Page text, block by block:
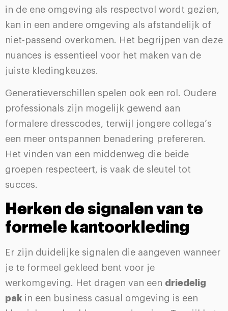
in de ene omgeving als respectvol wordt gezien,
kan in een andere omgeving als afstandelijk of
niet-passend overkomen. Het begrijpen van deze
nuances is essentieel voor het maken van de
juiste kledingkeuzes.
Generatieverschillen spelen ook een rol. Oudere
professionals zijn mogelijk gewend aan
formalere dresscodes, terwijl jongere collega’s
een meer ontspannen benadering prefereren.
Het vinden van een middenweg die beide
groepen respecteert, is vaak de sleutel tot
succes.
Herken de signalen van te
formele kantoorkleding
Er zijn duidelijke signalen die aangeven wanneer
je te formeel gekleed bent voor je
werkomgeving. Het dragen van een driedelig
pak in een business casual omgeving is een